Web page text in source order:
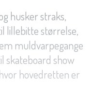
husker straks,
lillebitte størrelse,
muldvarpegange
skateboard show
hovedretten er